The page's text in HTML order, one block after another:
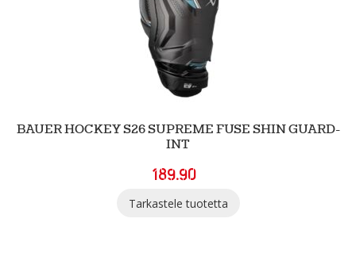
BAUER HOCKEY S26 SUPREME FUSE SHIN GUARD-
INT
189.90
Tarkastele tuotetta